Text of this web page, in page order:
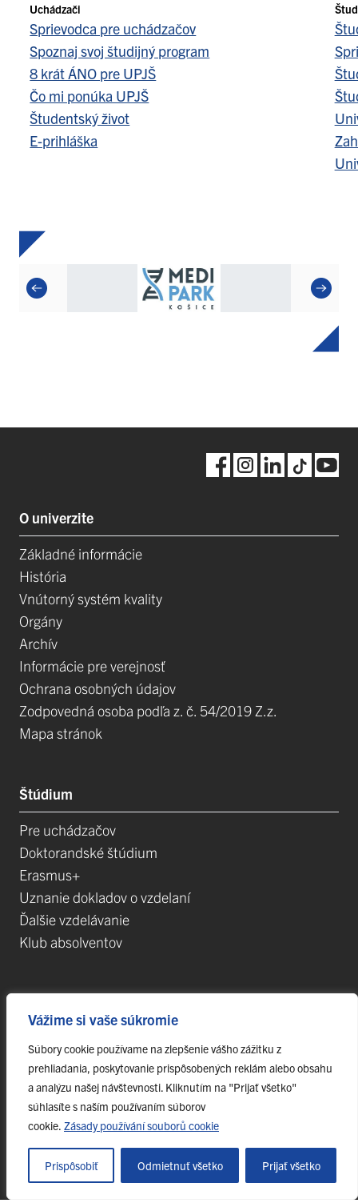
Vážime si vaše súkromie
Súbory cookie používame na zlepšenie vášho zážitku z
prehliadania, poskytovanie prispôsobených reklám alebo obsahu
a analýzu našej návštevnosti. Kliknutím na "Prijať všetko"
súhlasíte s naším používaním súborov
cookie. Zásady používání souborů cookie
Prispôsobiť Odmietnuť všetko Prijať všetko
Uchádzači
Sprievodca pre uchádzačov
Spoznaj svoj študijný program
8 krát ÁNO pre UPJŠ
Čo mi ponúka UPJŠ
Študentský život
E-prihláška
O univerzite
Základné informácie
História
Vnútorný systém kvality
Orgány
Archív
Informácie pre verejnosť
Ochrana osobných údajov
Zodpovedná osoba podľa z. č. 54/2019 Z.z.
Mapa stránok
Štúdium
Pre uchádzačov
Doktorandské štúdium
Erasmus+
Uznanie dokladov o vzdelaní
Ďalšie vzdelávanie
Klub absolventov
Projekty
Špičkové tímy
TIP-UPJŠ
Vedecké parky
Evidencia publikačnej činnosti
Habilitačné a vymenúvacie konania